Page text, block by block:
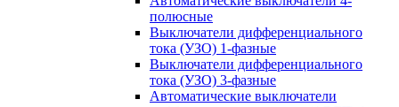
полюсные
Выключатели дифференциального
тока (УЗО) 1-фазные
Выключатели дифференциального
тока (УЗО) 3-фазные
Автоматические выключатели